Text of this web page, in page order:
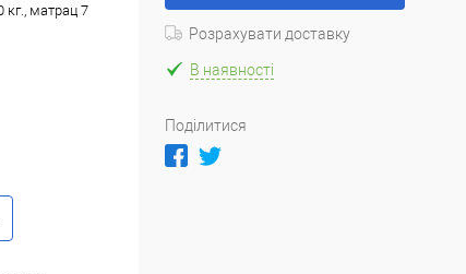
матрац 7
Розрахувати доставку
В наявності
Поділитися